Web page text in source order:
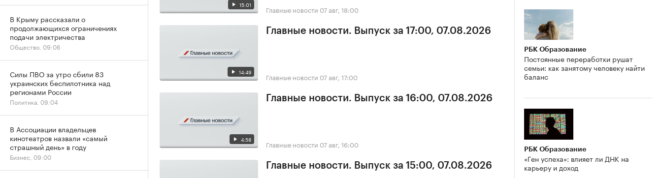
15:01 Главные новости 07 авг, 18:00
14:49
Главные новости. Выпуск за 17:00, 07.08.2026
Главные новости 07 авг, 17:00
4:58
Главные новости. Выпуск за 16:00, 07.08.2026
Главные новости 07 авг, 16:00
Главные новости. Выпуск за 15:00, 07.08.2026
РБК Образование
Постоянные переработки рушат
семьи: как занятому человеку найти
баланс
РБК Образование
«Ген успеха»: влияет ли ДНК на
карьеру и доход
В Крыму рассказали о
продолжающихся ограничениях
подачи электричества
Общество, 09:06
Силы ПВО за утро сбили 83
украинских беспилотника над
регионами России
Политика, 09:04
В Ассоциации владельцев
кинотеатров назвали «самый
страшный день» в году
Бизнес, 09:00